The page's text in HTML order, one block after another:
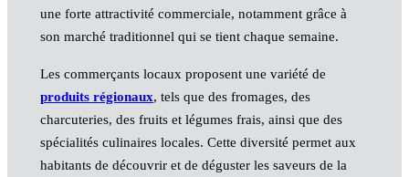
une forte attractivité commerciale, notamment grâce à
son marché traditionnel qui se tient chaque semaine.
Les commerçants locaux proposent une variété de
produits régionaux, tels que des fromages, des
charcuteries, des fruits et légumes frais, ainsi que des
spécialités culinaires locales. Cette diversité permet aux
habitants de découvrir et de déguster les saveurs de la